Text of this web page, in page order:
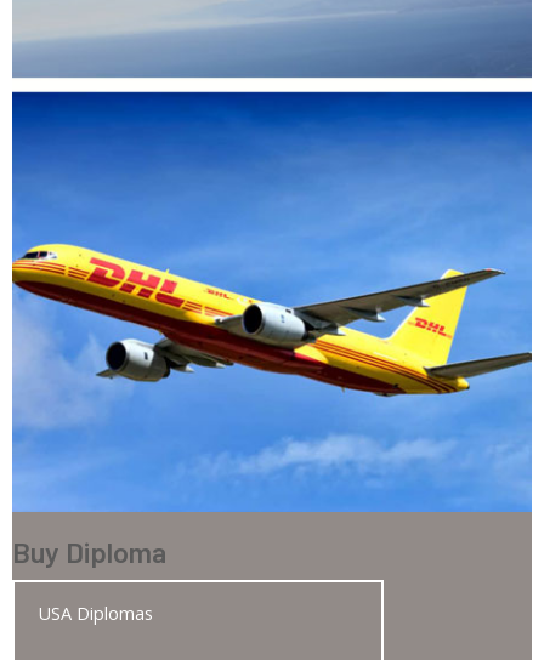
Buy Diploma
USA Diplomas